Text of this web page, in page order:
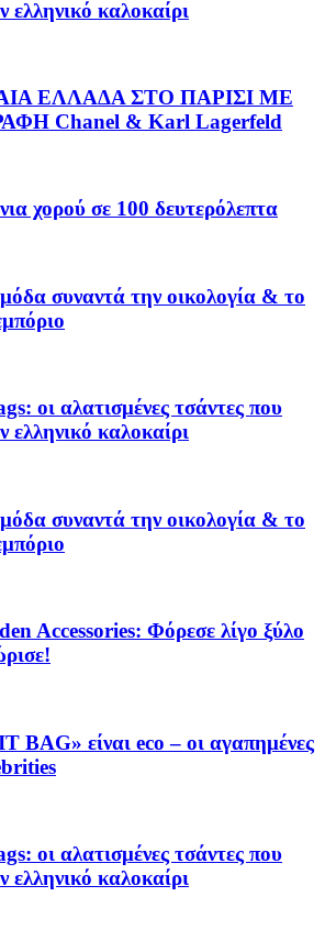
ελληνικό καλοκαίρι
ΕΛΛΑΔΑ ΣΤΟ ΠΑΡΙΣΙ ΜΕ
Chanel & Karl Lagerfeld
χορού σε 100 δευτερόλεπτα
συναντά την οικολογία & το
οι αλατισμένες τσάντες που
ελληνικό καλοκαίρι
συναντά την οικολογία & το
Accessories: Φόρεσε λίγο ξύλο
BAG» είναι eco – οι αγαπημένες
οι αλατισμένες τσάντες που
ελληνικό καλοκαίρι